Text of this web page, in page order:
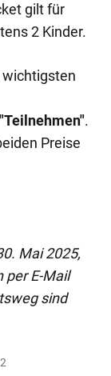
gilt für
2 Kinder.
wichtigsten
"Teilnehmen".
Preise
Mai 2025,
per E-Mail
sind